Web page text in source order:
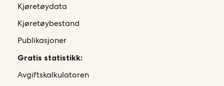
Kjøretøydata
Kjøretøybestand
Publikasjoner
Gratis statistikk:
Avgiftskalkulatoren